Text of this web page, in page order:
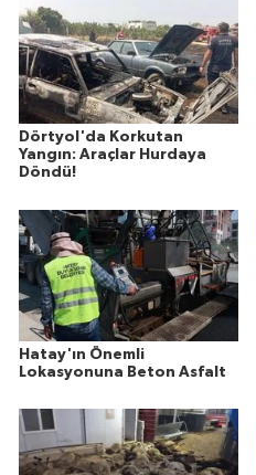
Dörtyol'da Korkutan
Yangın: Araçlar Hurdaya
Döndü!
Hatay'ın Önemli
Lokasyonuna Beton Asfalt